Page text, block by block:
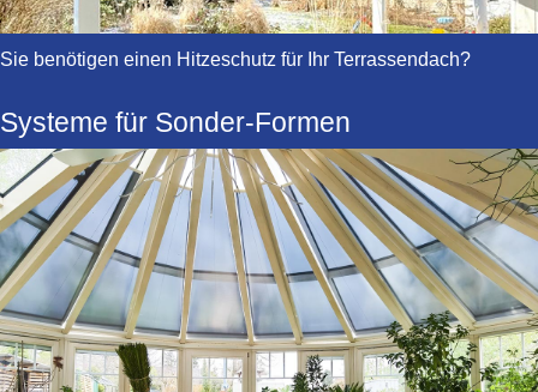
Sie benötigen einen Hitzeschutz für Ihr Terrassendach?
Systeme für Sonder-Formen